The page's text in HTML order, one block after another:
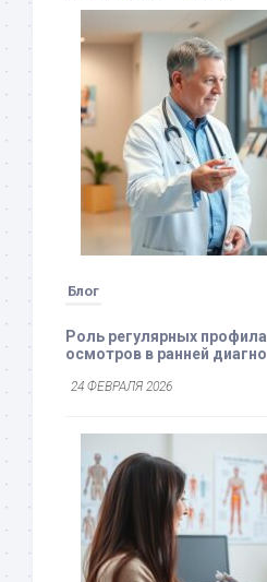
Блог
Роль регулярных
осмотров в ранней
24 ФЕВРАЛЯ 2026